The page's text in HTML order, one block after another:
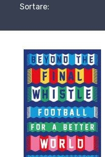
Sortare: